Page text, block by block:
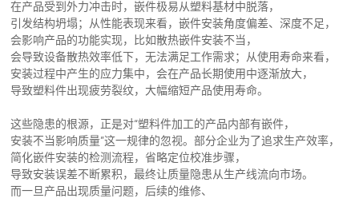
在产品受到外力冲击时，嵌件极易从塑料基材中脱落，
引发结构坍塌；从性能表现来看，嵌件安装角度偏差、深度不足，
会影响产品的功能实现，比如散热嵌件安装不当，
会导致设备散热效率低下，无法满足工作需求；从使用寿命来看，
安装过程中产生的应力集中，会在产品长期使用中逐渐放大，
导致塑料件出现疲劳裂纹，大幅缩短产品使用寿命。
这些隐患的根源，正是对“塑料件加工的产品内部有嵌件，
安装不当影响质量”这一规律的忽视。部分企业为了追求生产效率，
简化嵌件安装的检测流程，省略定位校准步骤，
导致安装误差不断累积，最终让质量隐患从生产线流向市场。
而一旦产品出现质量问题，后续的维修、